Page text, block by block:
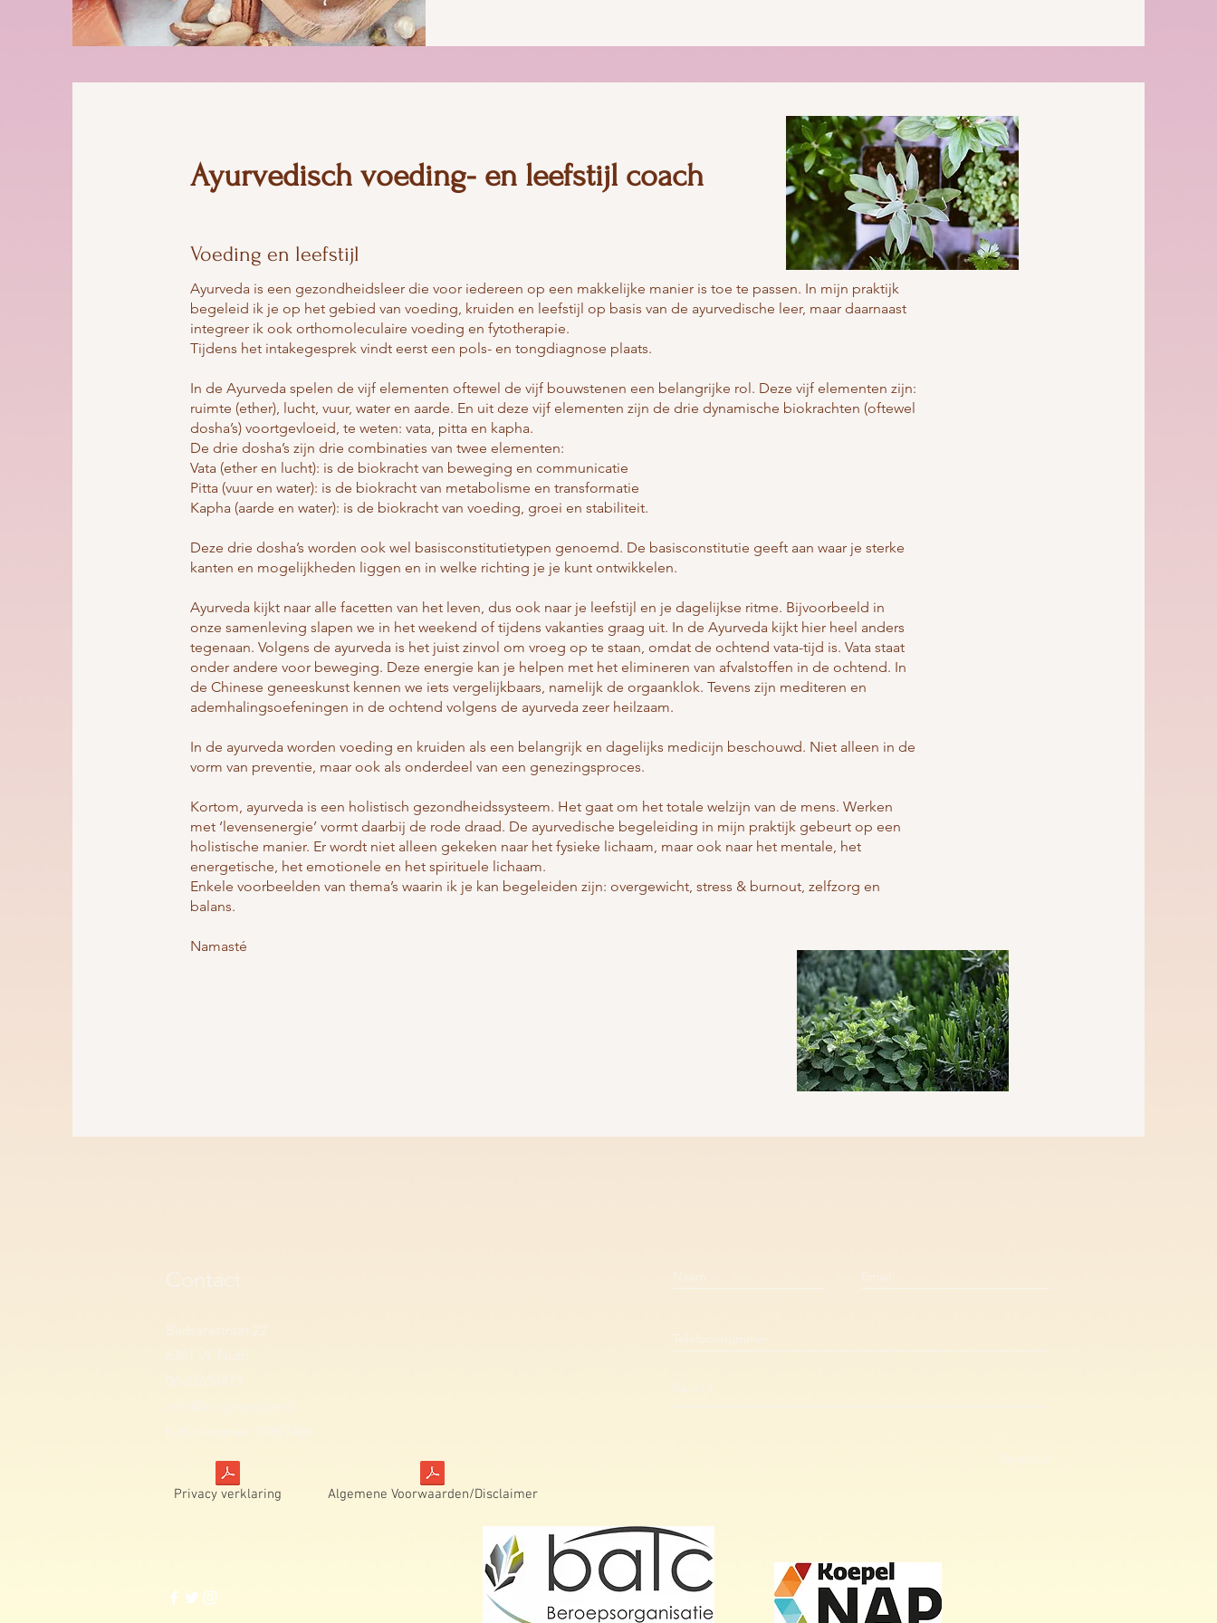
Ayurvedisch voeding- en leefstijl coach
Voeding en leefstijl
Ayurveda is een gezondheidsleer die voor iedereen op een makkelijke manier is toe te passen. In mijn praktijk
begeleid ik je op het gebied van voeding, kruiden en leefstijl op basis van de ayurvedische leer, maar daarnaast
integreer ik ook orthomoleculaire voeding en fytotherapie.
Tijdens het intakegesprek vindt eerst een pols- en tongdiagnose plaats.
In de Ayurveda spelen de vijf elementen oftewel de vijf bouwstenen een belangrijke rol. Deze vijf elementen zijn:
ruimte (ether), lucht, vuur, water en aarde. En uit deze vijf elementen zijn de drie dynamische biokrachten (oftewel
dosha’s) voortgevloeid, te weten: vata, pitta en kapha.
De drie dosha’s zijn drie combinaties van twee elementen:
Vata (ether en lucht): is de biokracht van beweging en communicatie
Pitta (vuur en water): is de biokracht van metabolisme en transformatie
Kapha (aarde en water): is de biokracht van voeding, groei en stabiliteit.
Deze drie dosha’s worden ook wel basisconstitutietypen genoemd. De basisconstitutie geeft aan waar je sterke
kanten en mogelijkheden liggen en in welke richting je je kunt ontwikkelen.
Ayurveda kijkt naar alle facetten van het leven, dus ook naar je leefstijl en je dagelijkse ritme. Bijvoorbeeld in
onze samenleving slapen we in het weekend of tijdens vakanties graag uit. In de Ayurveda kijkt hier heel anders
tegenaan. Volgens de ayurveda is het juist zinvol om vroeg op te staan, omdat de ochtend vata-tijd is. Vata staat
onder andere voor beweging. Deze energie kan je helpen met het elimineren van afvalstoffen in de ochtend. In
de Chinese geneeskunst kennen we iets vergelijkbaars, namelijk de orgaanklok. Tevens zijn mediteren en
ademhalingsoefeningen in de ochtend volgens de ayurveda zeer heilzaam.
In de ayurveda worden voeding en kruiden als een belangrijk en dagelijks medicijn beschouwd. Niet alleen in de
vorm van preventie, maar ook als onderdeel van een genezingsproces.
Kortom, ayurveda is een holistisch gezondheidssysteem. Het gaat om het totale welzijn van de mens. Werken
met ‘levensenergie’ vormt daarbij de rode draad. De ayurvedische begeleiding in mijn praktijk gebeurt op een
holistische manier. Er wordt niet alleen gekeken naar het fysieke lichaam, maar ook naar het mentale, het
energetische, het emotionele en het spirituele lichaam.
Enkele voorbeelden van thema’s waarin ik je kan begeleiden zijn: overgewicht, stress & burnout, zelfzorg en
balans.
Namasté
Contact
Barbarastraat 22
6361 VL Nuth
06-22654473
info@no-pressure.nl
KvK nummer: 75897466
Privacy verklaring Algemene Voorwaarden/Disclaimer
Verstuur